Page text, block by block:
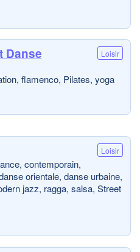
Danse Loisir
flamenco, Pilates, yoga
Loisir
contemporain,
orientale, danse urbaine,
jazz, ragga, salsa, Street